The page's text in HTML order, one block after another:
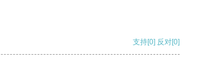
支持[0] 反对[0]